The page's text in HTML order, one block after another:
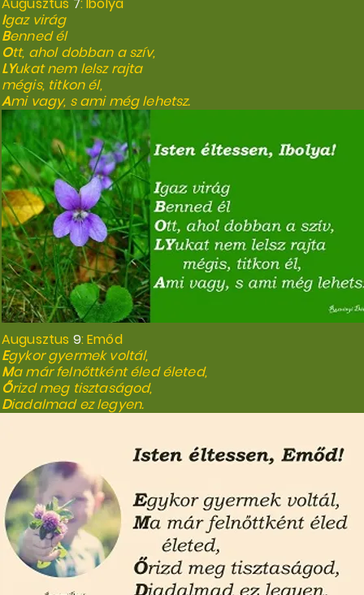
Igaz virág
Benned él
Ott, ahol dobban a szív,
LYukat nem lelsz rajta
mégis, titkon él,
Ami vagy, s ami még lehetsz.
Augusztus 9: Emőd
Egykor gyermek voltál,
Ma már felnőttként éled életed,
Őrizd meg tisztaságod,
Diadalmad ez legyen.